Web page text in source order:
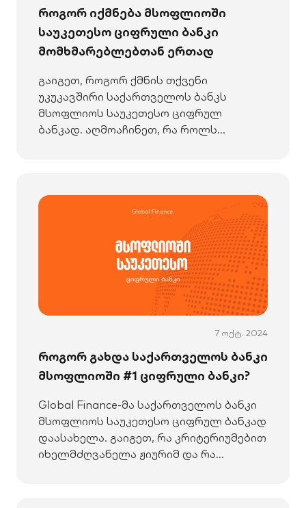
როგორ იქმნება მსოფლიოში
საუკეთესო ციფრული ბანკი
მომხმარებლებთან ერთად
გაიგეთ, როგორ ქმნის თქვენი
უკუკავშირი საქართველოს ბანკს
მსოფლიოს საუკეთესო ციფრულ
ბანკად. აღმოაჩინეთ, რა როლს
7 ოქტ. 2024
როგორ გახდა საქართველოს ბანკი
მსოფლიოში #1 ციფრული ბანკი?
Global Finance-მა საქართველოს ბანკი
მსოფლიოს საუკეთესო ციფრულ ბანკად
დაასახელა. გაიგეთ, რა კრიტერიუმებით
იხელმძღვანელა ჟიურიმ და რა